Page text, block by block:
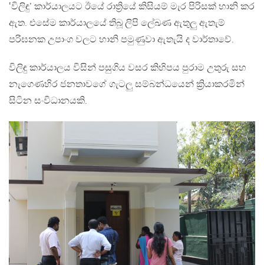
‛විලිඳු’ කාර්යාලයට ඊයේ රාත්‍රියේ කිසියම් මැර පිරිසක් හානි කර
ඇත. එසේම කාර්යාලයේ තිබූ ලිපි ලේඛණ ඇතුලු ඇතැම්
පරිඝනක උපාංග වලට හානි පමුණුවා ඇතැයි ද වාර්තාවේ.
විලිඳු කාර්යාලය විසින් පසුගිය වසර කිහිපය පුරාම උතුරු සහ
නැගෙණහිර ජනතාවගේ ගැටලු සම්බන්ධයෙන් ක්‍රියාකරමින්
සිටින සංවිධානයකි.